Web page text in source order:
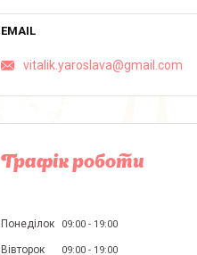
vitalik.yaroslava@gmail.com
Графік роботи
Понеділок 09:00 19:00
Вівторок 09:00 19:00